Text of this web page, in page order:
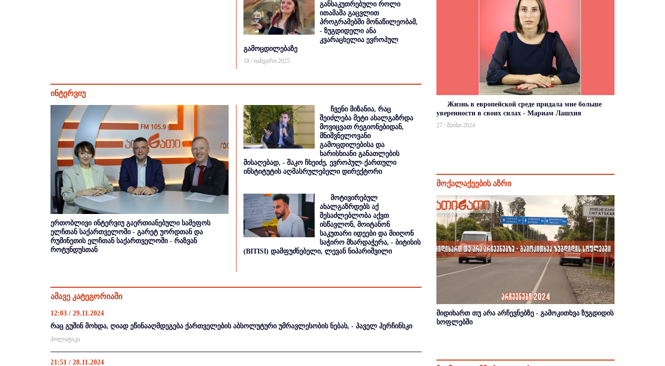
განსაკუთრებული როლი
ითამაშა გაცვლით
პროგრამებში მონაწილეობამ,
- ზუგდიდელი ანა
კვარაცხელია ევროპულ
გამოცდილებაზე
18 / იანვარი 2025
ინტერვიუ
ერთობლივი ინტერვიუ გაერთიანებული სამეფოს
ელჩთან საქართველოში - გარეტ უორდთან და
რუმინეთის ელჩთან საქართველოში - რაზვან
როტუნდუსთან
ჩვენი მიზანია, რაც
შეიძლება მეტი ახალგაზრდა
მოვიცვათ რეგიონებიდან,
მნიშვნელოვანი
გამოცდილებისა და
ხარისხიანი განათლების
მისაღებად, - შაკო ჩხეიძე, ევროპულ-ქართული
ინსტიტუტის აღმასრულებელი დირექტორი
მოტივირებულ
ახალგაზრდებს აქ
შესაძლებლობა აქვთ
ისწავლონ, მოიტანონ
საკუთარი იდეები და მიიღონ
საჭირო მხარდაჭერა, - ბიტისის
(BITISI) დამფუძნებელი, ლევან ნიპარიშვილი
ამავე კატეგორიაში
12:03 / 29.11.2024
რაც გუშინ მოხდა, ღიად ეწინააღმდეგება ქართველების აბსოლუტური უმრავლესობის ნებას, - პაველ ჰერჩინსკი
პოლიტიკა
21:51 / 28.11.2024
Жизнь в европейской среде придала мне больше
уверенности в своих силах - Мариам Лашхия
27 / მაისი 2024
მოქალაქეების აზრი
მიდიხართ თუ არა არჩევნებზე - გამოკითხვა ზუგდიდის
სოფლებში